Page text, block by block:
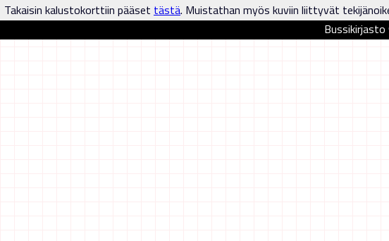
Takaisin kalustokorttiin pääset tästä. Muistathan myös kuviin liittyvät